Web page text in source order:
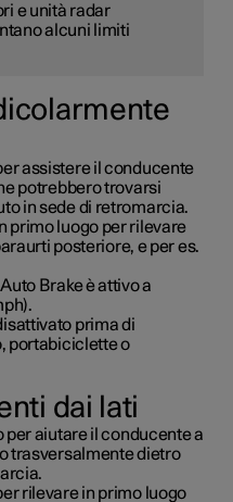
e unità radar
alcuni limiti
assistere il conducente
potrebbero trovarsi
in sede di retromarcia.
primo luogo per rilevare
posteriore, e per es.
Brake è attivo a
).
prima di
portabiciclette o
dai lati
per aiutare il conducente a
trasversalmente dietro
rilevare in primo luogo